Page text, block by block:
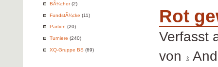
BÃ¼cher(2)
FundstÃ¼cke (11)
Partien (20)
Turniere (240)
XQ-Gruppe BS (69)
Rot
Verfasst
von